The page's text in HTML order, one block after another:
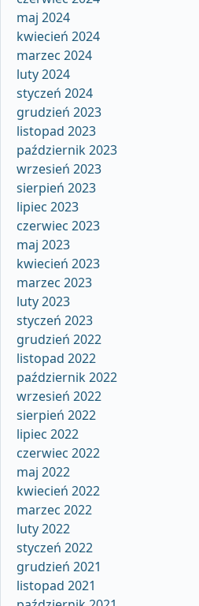
maj 2024
kwiecień 2024
marzec 2024
luty 2024
styczeń 2024
grudzień 2023
listopad 2023
październik 2023
wrzesień 2023
sierpień 2023
lipiec 2023
czerwiec 2023
maj 2023
kwiecień 2023
marzec 2023
luty 2023
styczeń 2023
grudzień 2022
listopad 2022
październik 2022
wrzesień 2022
sierpień 2022
lipiec 2022
czerwiec 2022
maj 2022
kwiecień 2022
marzec 2022
luty 2022
styczeń 2022
grudzień 2021
listopad 2021